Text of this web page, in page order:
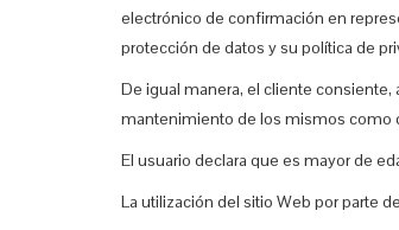
electrónico de confirmación en
protección de datos y su política de
De igual manera, el cliente consiente,
mantenimiento de los mismos como
El usuario declara que es mayor de
La utilización del sitio Web por parte